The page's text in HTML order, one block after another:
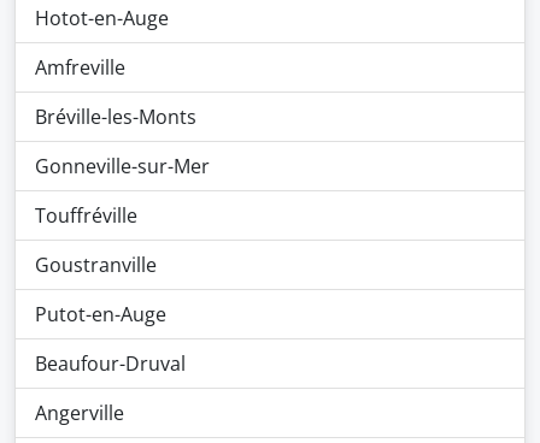
Hotot-en-Auge
Amfreville
Bréville-les-Monts
Gonneville-sur-Mer
Touffréville
Goustranville
Putot-en-Auge
Beaufour-Druval
Angerville